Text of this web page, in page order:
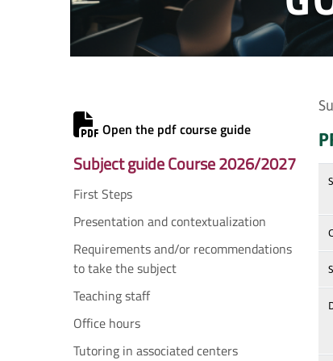
Open the pdf course guide
Subject guide Course 2026/2027
First Steps
Presentation and contextualization
Requirements and/or recommendations
to take the subject
Teaching staff
Office hours
Tutoring in associated centers